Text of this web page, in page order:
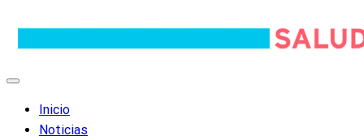
Inicio
Noticias